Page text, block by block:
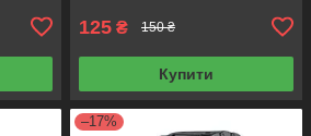
125 ₴ 150 ₴
Купити
–17%